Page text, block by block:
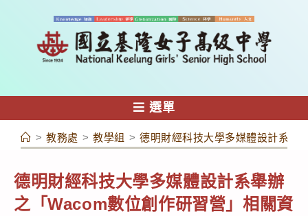
容
選單
> 教務處 > 教學組 > 德明財經科技大學多媒體設計系舉
德明財經科技大學多媒體設計系舉辦
之「Wacom數位創作研習營」相關資